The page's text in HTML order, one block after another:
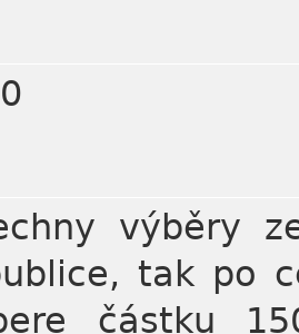
výběry
tak po
částku